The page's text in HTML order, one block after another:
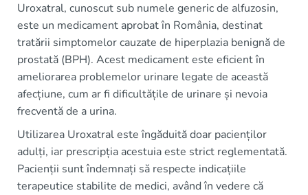
Uroxatral, cunoscut sub numele generic de alfuzosin,
este un medicament aprobat în România, destinat
tratării simptomelor cauzate de hiperplazia benignă de
prostată (BPH). Acest medicament este eficient în
ameliorarea problemelor urinare legate de această
afecțiune, cum ar fi dificultățile de urinare și nevoia
frecventă de a urina.
Utilizarea Uroxatral este îngăduită doar pacienților
adulți, iar prescripția acestuia este strict reglementată.
Pacienții sunt îndemnați să respecte indicațiile
terapeutice stabilite de medici, având în vedere că